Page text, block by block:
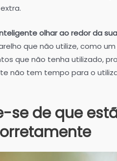
olhar ao redor da
que não utilize, como
que não tenha utilizado,
não tem tempo para o
se de que